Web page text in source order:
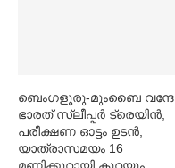
ബെംഗളൂരു-മുംബൈ വന്ദേ
ഭാരത് സ്ലീപ്പര്‍ ട്രെയിൻ;
പരീക്ഷണ ഓട്ടം ഉടൻ,
യാത്രാസമയം 16
മണിക്കൂറായി കുറയും